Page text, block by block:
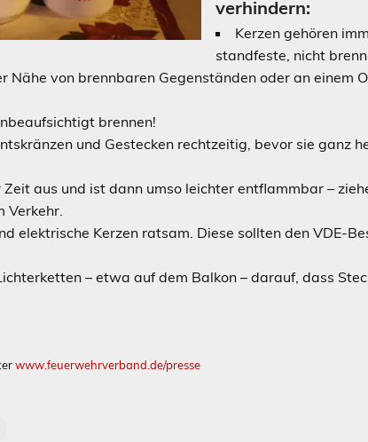
verhindern:
Kerzen gehören
standfeste, nicht
Nähe von brennbaren Gegenständen oder an einem
brennen!
und Gestecken rechtzeitig, bevor sie ganz
aus und ist dann umso leichter entflammbar –
Verkehr.
elektrische Kerzen ratsam. Diese sollten den VDE-
– etwa auf dem Balkon – darauf, dass
www.feuerwehrverband.de/presse